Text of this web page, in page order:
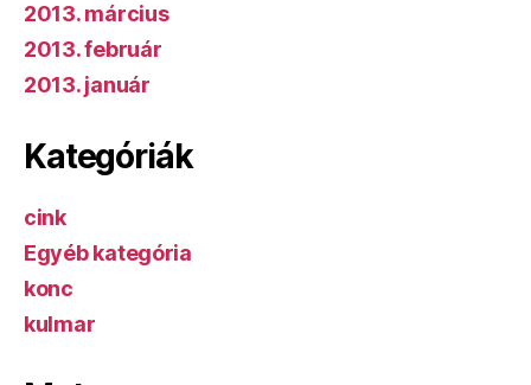
2013. március
2013. február
2013. január
Kategóriák
cink
Egyéb kategória
konc
kulmar